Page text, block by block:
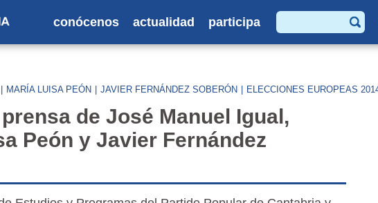
conócenos actualidad participa
Buscar
MARÍA LUISA PEÓN JAVIER FERNÁNDEZ SOBERÓN ELECCIONES EUROPEAS
de José Manuel Igual,
Peón y Javier Fernández